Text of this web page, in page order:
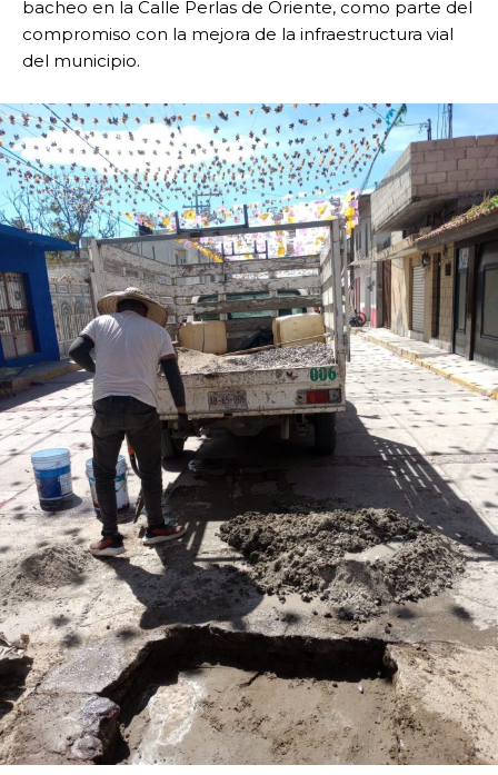
bacheo en la Calle Perlas de Oriente, como parte del
compromiso con la mejora de la infraestructura vial
del municipio.